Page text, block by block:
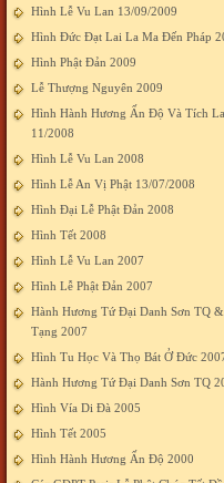
Hình Lễ Vu Lan 13/09/2009
Hình Đức Đạt Lai La Ma Đến Pháp
Hình Phật Đản 2009
Lễ Thượng Nguyên 2009
Hình Hành Hương Ấn Độ Và Tích
11/2008
Hình Lễ Vu Lan 2008
Hình Lễ An Vị Phật 13/07/2008
Hình Đại Lễ Phật Đản 2008
Hình Tết 2008
Hình Lễ Vu Lan 2007
Hình Lễ Phật Đản 2007
Hành Hương Tứ Đại Danh Sơn TQ
Tạng 2007
Hình Tu Học Và Thọ Bát Ở Đức
Hành Hương Tứ Đại Danh Sơn TQ
Hình Vía Di Đà 2005
Hình Tết 2005
Hình Hành Hương Ấn Độ 2000